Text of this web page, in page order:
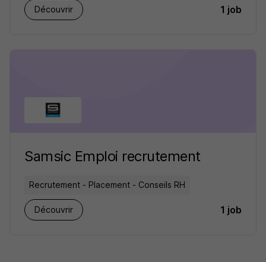
Découvrir 1 job
Samsic Emploi recrutement
Recrutement - Placement - Conseils RH
Découvrir 1 job